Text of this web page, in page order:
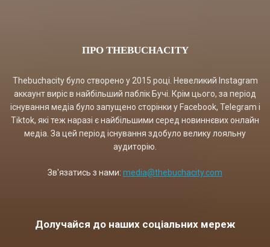
ПРО THEBUCHACITY
Thebuchacity було створено у 2015 році. Невеликий Instagram
аккаунт виріс в найбільший паблік Бучі. Крім цього, за період
існування медіа було запущено сторінки у Facebook, Telegram і
Tiktok, які теж наразі є найбільшими серед новиннєвих онлайн
медіа. За цей період існування здобуло велику лояльну
аудиторію.
Зв'язатись з нами: media@thebuchacity.com
Долучайся до наших соціальних мереж